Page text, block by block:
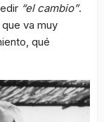
“el cambio”.
va muy
qué